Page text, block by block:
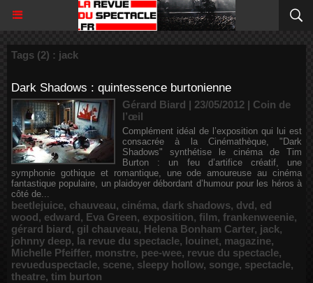
Tags (2) : jack
Dark Shadows : quintessence burtonienne
Gérard Biard | 23/05/2012 | Coin de
l’œil
Complément idéal de l’exposition qui lui est
consacrée à la Cinémathèque, "Dark
Shadows" synthétise le cinéma de Tim
Burton : un feu d’artifice créatif, une
symphonie gothique et romantique, une ode amoureuse au cinéma
fantastique populaire, un plaidoyer débordant d’humour pour les héros à
côté de...
beetlejuice, chauveau, cinéma, dark shadows, dvd, ed
wood, edward, Eva Green, exposition, film, frankenweenie,
gérard biard, gil chauveau, Helena Bonham Carter, jack,
johnny deep, la revue du spectacle, louinet, magazine,
Michelle Pfeiffer, monstre, pee-wee, revue du spectacle,
revueduspectacle, scene, sleepy hollow, songe, spectacle,
theatre, tim burton